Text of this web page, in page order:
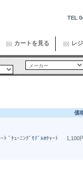
TEL
カートを見る レ
価
ﾄ ﾞﾁｭｰﾆﾝｸﾞﾓﾃﾞﾙ#ﾁｬｰﾄ 1,100